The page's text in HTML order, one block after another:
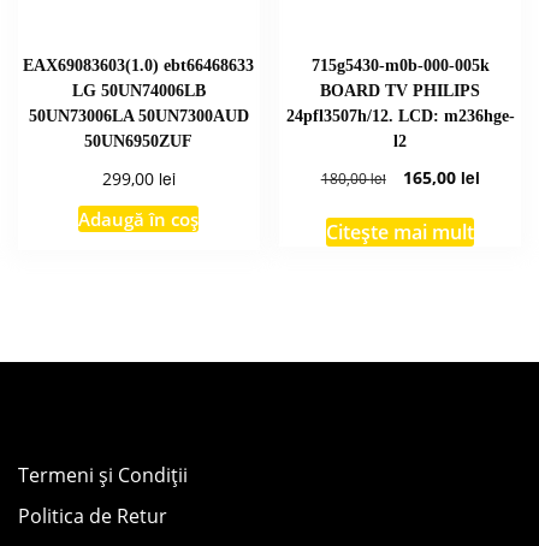
EAX69083603(1.0) ebt66468633
LG 50UN74006LB
50UN73006LA 50UN7300AUD
50UN6950ZUF
299,00 lei
Adaugă în coș
715g5430-m0b-000-005k
BOARD TV PHILIPS
24pfl3507h/12. LCD: m236hge-
l2
180,00lei
Prețul
a
fost:
165,00 leiPrețul
Citește mai mult
Termeni și Condiții
Politica de Retur